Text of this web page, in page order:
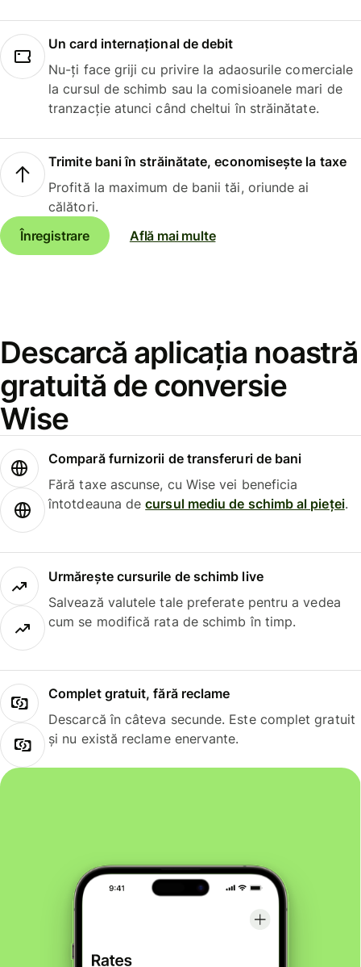
Un card internațional de debit
Nu-ți face griji cu privire la adaosurile comerciale
la cursul de schimb sau la comisioanele mari de
tranzacție atunci când cheltui în străinătate.
Trimite bani în străinătate, economisește la taxe
Profită la maximum de banii tăi, oriunde ai
călători.
Înregistrare
Află mai multe
Descarcă aplicația noastră
gratuită de conversie
Wise
Compară furnizorii de transferuri de bani
Fără taxe ascunse, cu Wise vei beneficia
întotdeauna decursul mediu de schimb al pieței.
Urmărește cursurile de schimb live
Salvează valutele tale preferate pentru a vedea
cum se modifică rata de schimb în timp.
Complet gratuit, fără reclame
Descarcă în câteva secunde. Este complet gratuit
și nu există reclame enervante.